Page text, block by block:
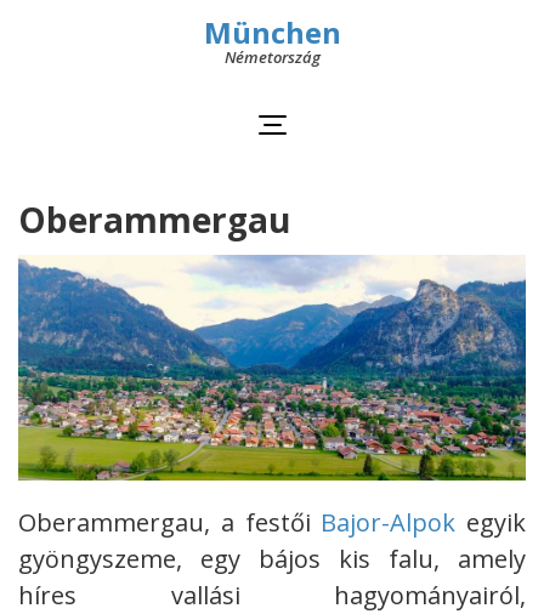
München
Németország
Oberammergau
Oberammergau, a festői Bajor-Alpok egyik
gyöngyszeme, egy bájos kis falu, amely
híres vallási hagyományairól,